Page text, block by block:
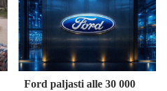
Ford paljasti alle 30 000